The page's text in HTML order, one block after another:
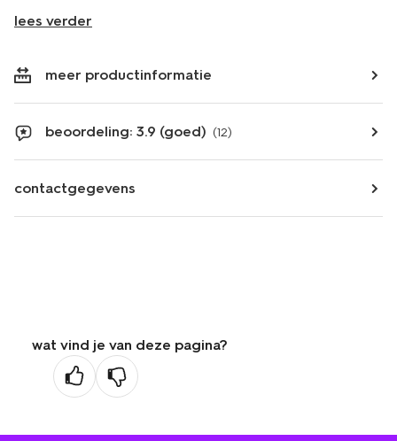
lees verder
meer productinformatie
beoordeling: 3.9 (goed) (12)
contactgegevens
wat vind je van deze pagina?